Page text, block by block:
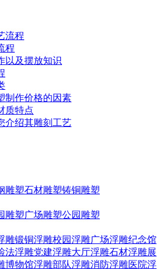
流程
程
以及摆放知识
制作价格的因素
质特点
介绍其雕刻工艺
雕塑石材雕塑铸铜雕塑
雕塑广场雕塑公园雕塑
雕锻铜浮雕校园浮雕广场浮雕纪念馆
法浮雕党建浮雕大厅浮雕石材浮雕展
博物馆浮雕部队浮雕消防浮雕医院浮